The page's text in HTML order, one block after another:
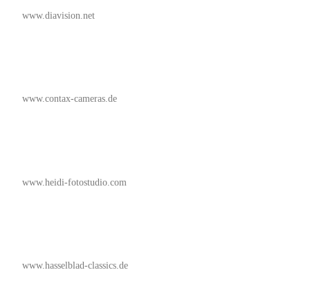
www.diavision.net
www.contax-cameras.de
www.heidi-fotostudio.com
www.hasselblad-classics.de